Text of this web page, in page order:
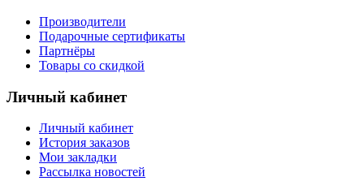
Производители
Подарочные сертификаты
Партнёры
Товары со скидкой
Личный кабинет
Личный кабинет
История заказов
Мои закладки
Рассылка новостей